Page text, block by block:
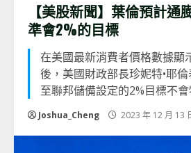
【美股新聞】葉倫預計通
準會2%的目標
在美國最新消費者價格數據顯
後，美國財政部長珍妮特•耶
至聯邦儲備設定的2%目標不會
Joshua_Cheng 2023 年 12 月 13